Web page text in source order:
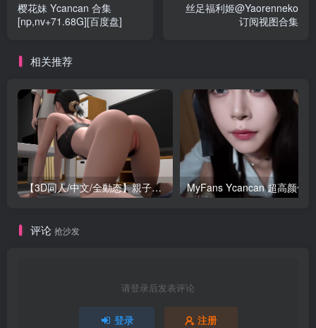
樱花妹 Ycancan 合集
[np,nv+71.68G][百度盘]
丝足福利姬@Yaorenneko
订阅视图合集
相关推荐
【3D同人/中文/全動态】親子教育：木村聡美和翔平 漢化中文完全版【動畫/新作/全CV/1.8G】
评论 抢沙发
请登录后发表评论
登录 注册